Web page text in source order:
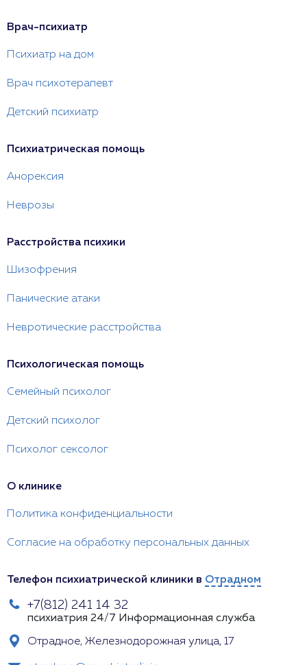
Врач-психиатр
Психиатр на дом
Врач психотерапевт
Детский психиатр
Психиатрическая помощь
Анорексия
Неврозы
Расстройства психики
Шизофрения
Панические атаки
Невротические расстройства
Психологическая помощь
Семейный психолог
Детский психолог
Психолог сексолог
О клинике
Политика конфиденциальности
Согласие на обработку персональных данных
Телефон психиатрической клиники в Отрадном
+7(812) 241 14 32
психиатрия 24/7 Информационная служба
Отрадное, Железнодорожная улица, 17